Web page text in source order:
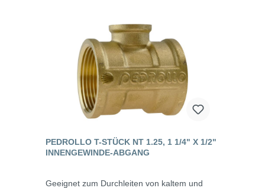
PEDROLLO T-STÜCK NT 1.25, 1 1/4" X 1/2"
INNENGEWINDE-ABGANG
Geeignet zum Durchleiten von kaltem und